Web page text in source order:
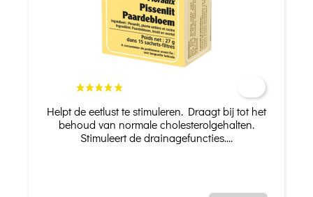
Helpt de eetlust te stimuleren. Draagt bij tot het
behoud van normale cholesterolgehalten.
Stimuleert de drainagefuncties....